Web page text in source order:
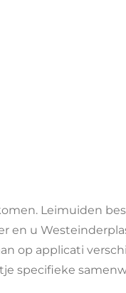
Leimuiden
en u
op applicati
specifieke